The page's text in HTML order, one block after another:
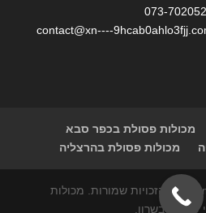
073-
contact@xn----
מכולות פסולת בכפר סבא
מכולות פסולת בהרצליה
© 2026 מכולות-שרון.com | כל הזכויות שמורות. מכולות
פסולת בשרון.